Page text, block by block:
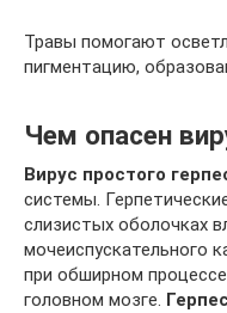
Травы помогают
пигментацию,
Чем опасен
Вирус простого
системы.
слизистых оболочках
мочеиспускательного
при обширном
головном мозге. Герпес